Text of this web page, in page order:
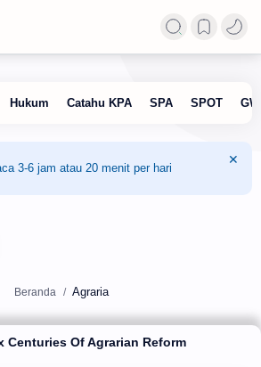
3-6 jam atau 20 menit per hari
Beranda Agraria
Centuries Of Agrarian Reform